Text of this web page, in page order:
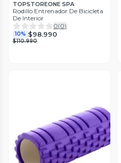
TOPSTOREONE SPA
Rodillo Entrenador De Bicicleta
De Interior
0(0)
10% $98.990
$110.990